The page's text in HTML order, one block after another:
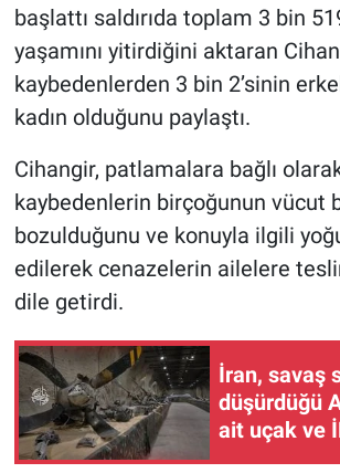
başlattı saldırıda toplam 3 bin
yaşamını yitirdiğini aktaran
kaybedenlerden 3 bin 2’sinin
kadın olduğunu paylaştı.
Cihangir, patlamalara bağlı olarak
kaybedenlerin birçoğunun vücut
bozulduğunu ve konuyla ilgili
edilerek cenazelerin ailelere
dile getirdi.
İran, savaş
düşürdüğü
ait uçak ve